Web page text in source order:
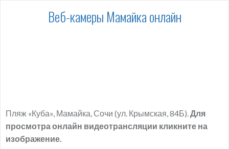
Веб-камеры Мамайка онлайн
Пляж «Куба», Мамайка, Сочи (ул. Крымская, 84Б).Для
просмотра онлайн видеотрансляции кликните на
изображение.